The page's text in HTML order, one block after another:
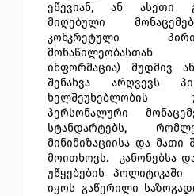
ეწევიან, ან ასეთი
მიღებული
კონკრეტული
მონაწილეობასთან
ინფორმაცია) მუდმივ
შენახვა არღვევს
პერსონალური
სტანდარტებს,
მინიმიზაციისა და მათი
მოითხოვს. კანონებსა
უწყებების
იყოს გაწერილი